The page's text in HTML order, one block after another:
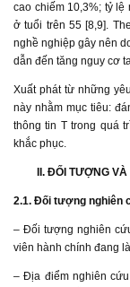
cao chiếm 10,3%; tỷ
ở tuổi trên 55 [8,9].
nghề nghiệp gây nên
dẫn đến tăng nguy cơ
Xuất phát từ những
này nhằm mục tiêu:
thông tin T trong quá
khắc phục.
II. ĐỐI TƯỢNG
2.1. Đối tượng nghiên
– Đối tượng nghiên
viên hành chính đang
– Địa điểm nghiên